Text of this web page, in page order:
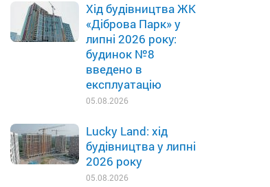
Хід будівництва ЖК
«Діброва Парк» у
липні 2026 року:
будинок №8
введено в
експлуатацію
05.08.2026
Lucky Land: хід
будівництва у липні
2026 року
05.08.2026